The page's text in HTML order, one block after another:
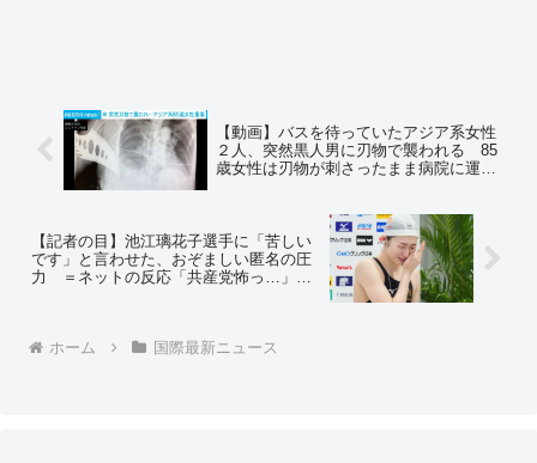
【動画】バスを待っていたアジア系女性
２人、突然黒人男に刃物で襲われる 85
歳女性は刃物が刺さったまま病院に運ば
別反対デモをやってた人達は、こういう
アジア人差別には興味ないんだよな」
【記者の目】池江璃花子選手に「苦しい
です」と言わせた、おぞましい匿名の圧
力 ＝ネットの反応「共産党怖っ…」
ホーム
国際最新ニュース